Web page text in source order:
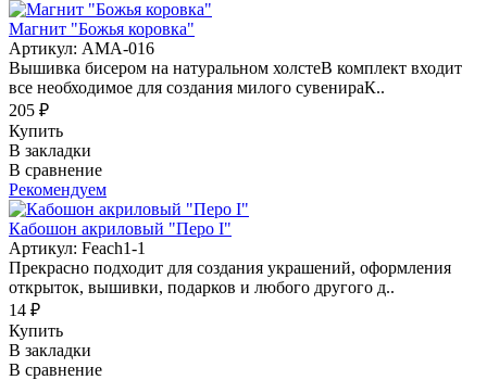
Магнит "Божья коровка"
Артикул: АМА-016
Вышивка бисером на натуральном холстеВ комплект входит
все необходимое для создания милого сувенираК..
205 ₽
Купить
В закладки
В сравнение
Рекомендуем
Кабошон акриловый "Перо I"
Артикул: Feach1-1
Прекрасно подходит для создания украшений, оформления
открыток, вышивки, подарков и любого другого д..
14 ₽
Купить
В закладки
В сравнение